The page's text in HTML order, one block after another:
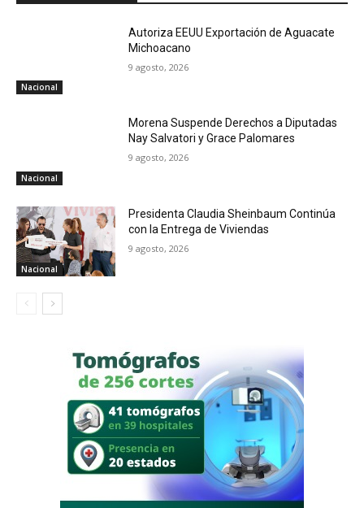
Nacional
Autoriza EEUU Exportación de Aguacate
Michoacano
9 agosto, 2026
Nacional
Morena Suspende Derechos a Diputadas
Nay Salvatori y Grace Palomares
9 agosto, 2026
Nacional
Presidenta Claudia Sheinbaum Continúa
con la Entrega de Viviendas
9 agosto, 2026